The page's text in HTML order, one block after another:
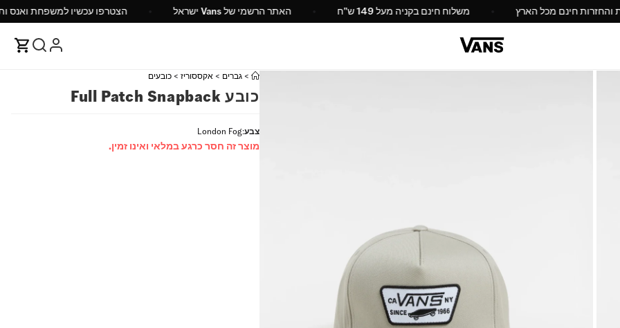
החלפות והחזרות חינם מכל הארץ משלוח חינם בקניה מעל 149 ש"ח האתר הרשמי של Vans ישראל הצטרפו עכשיו
>גברים >אקססוריז >כובעים
כובע Full Patch Snapback
צבע:
London Fog
מוצר זה חסר כרגע במלאי ואינו זמין.